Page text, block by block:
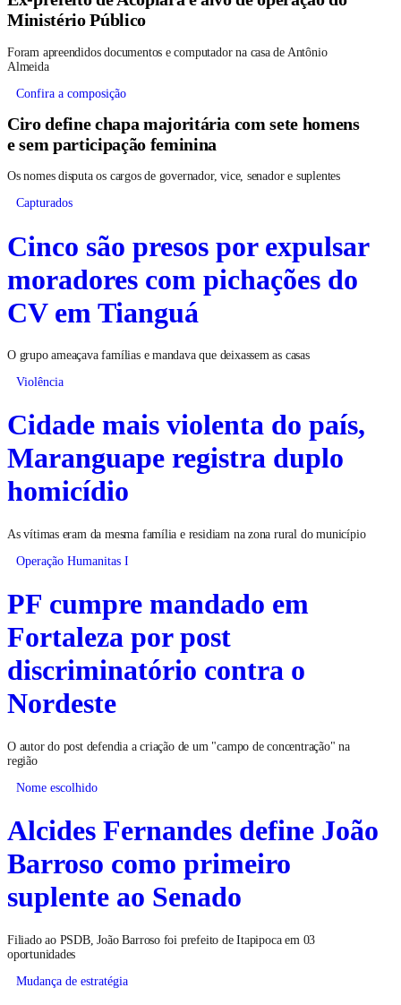
Ministério Público
Foram apreendidos documentos e computador na casa de Antônio
Almeida
Confira a composição
Ciro define chapa majoritária com sete homens
e sem participação feminina
Os nomes disputa os cargos de governador, vice, senador e suplentes
Capturados
Cinco são presos por expulsar
moradores com pichações do
CV em Tianguá
O grupo ameaçava famílias e mandava que deixassem as casas
Violência
Cidade mais violenta do país,
Maranguape registra duplo
homicídio
As vítimas eram da mesma família e residiam na zona rural do município
Operação Humanitas I
PF cumpre mandado em
Fortaleza por post
discriminatório contra o
Nordeste
O autor do post defendia a criação de um "campo de concentração" na
região
Nome escolhido
Alcides Fernandes define João
Barroso como primeiro
suplente ao Senado
Filiado ao PSDB, João Barroso foi prefeito de Itapipoca em 03
oportunidades
Mudança de estratégia